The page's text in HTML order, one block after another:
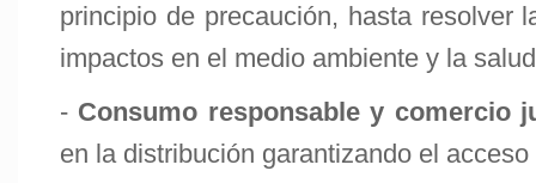
principio de precaución, hasta resolver
impactos en el medio ambiente y la
- Consumo responsable y comercio
en la distribución garantizando el